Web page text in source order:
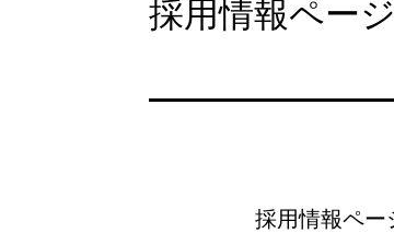
採用情報ペー
採用情報ペー